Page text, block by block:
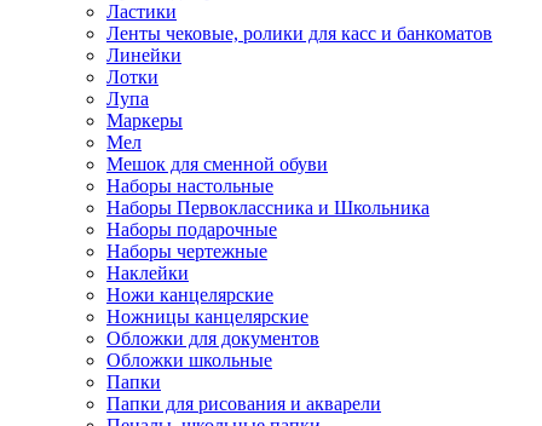
Ластики
Ленты чековые, ролики для касс и банкоматов
Линейки
Лотки
Лупа
Маркеры
Мел
Мешок для сменной обуви
Наборы настольные
Наборы Первоклассника и Школьника
Наборы подарочные
Наборы чертежные
Наклейки
Ножи канцелярские
Ножницы канцелярские
Обложки для документов
Обложки школьные
Папки
Папки для рисования и акварели